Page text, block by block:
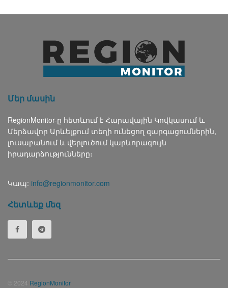
Մեր մասին
RegionMonitor-ը հետևում է Հարավային Կովկասում և
Մերձավոր Արևելքում տեղի ունեցող զարգացումներին,
լուսաբանում և վերլուծում կարևորագույն
իրադարձությունները։
Կապ: info@regionmonitor.com
Հետևեք մեզ
© 2024 RegionMonitor